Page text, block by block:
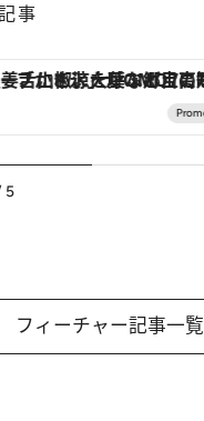
事
る稚鮎や花ズッキーニなどをイタリア・トスカーナの郷土料理の手法で
5
フィーチャー記事一覧